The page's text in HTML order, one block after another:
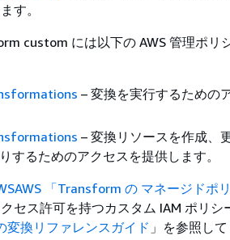
す。
custom には以下の AWS 管理ポリ
– 変換を実行するための
– 変換リソースを作成、
するためのアクセスを提供します。
「Transform の マネージドポ
セス許可を持つカスタム IAM ポリシ
変換リファレンスガイド 」を参照し